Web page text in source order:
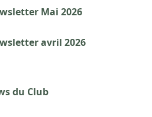
Mai 2026
avril 2026
du Club